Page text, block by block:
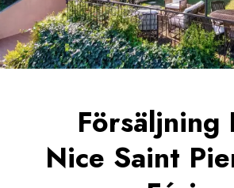
Försäljning
Nice Saint